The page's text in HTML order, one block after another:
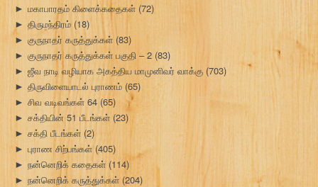
► மகாபாரதம் கிளைக்கதைகள் (72)
► திருமந்திரம் (18)
► குருநாதர் கருத்துக்கள் (83)
► குருநாதர் கருத்துக்கள் பகுதி – 2 (83)
► ஜீவ நாடி வழியாக அகத்திய மாமுனிவர் வாக்கு (703)
► திருவிளையாடல் புராணம் (65)
► சிவ வடிவங்கள் 64 (65)
► சக்தியின் 51 பீடங்கள் (23)
► சக்தி பீடங்கள் (2)
► புராண சிற்பங்கள் (405)
► நன்னெறிக் கதைகள் (114)
► நன்னெறிக் கருத்துக்கள் (204)